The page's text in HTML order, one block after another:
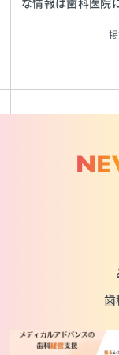
な情報は歯科医院
歯